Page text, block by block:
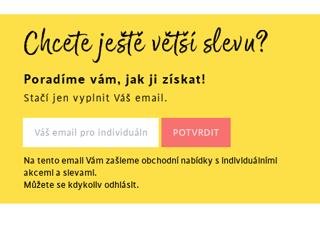
Chcete ještě větší slevu?
Poradíme vám, jak ji získat!
Stačí jen vyplnit Váš email.
Na tento email Vám zašleme obchodní nabídky s individuálními
akcemi a slevami.
Můžete se kdykoliv odhlásit.